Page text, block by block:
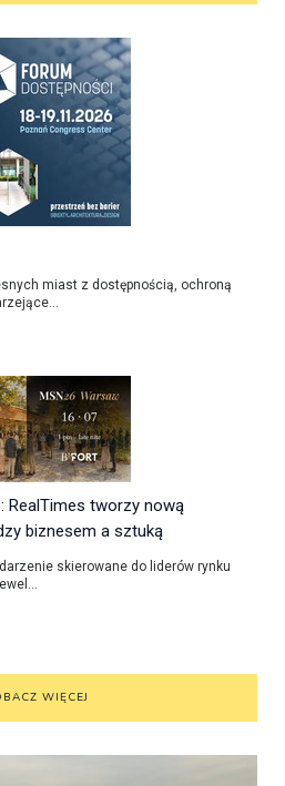
miast z dostępnością, ochroną
RealTimes tworzy nową
biznesem a sztuką
skierowane do liderów rynku
WIĘCEJ